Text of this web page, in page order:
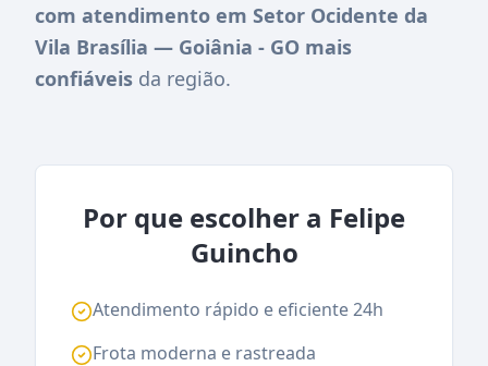
com atendimento em Setor Ocidente da
Vila Brasília — Goiânia - GO mais
confiáveis da região.
Por que escolher a Felipe
Guincho
Atendimento rápido e eficiente 24h
Frota moderna e rastreada